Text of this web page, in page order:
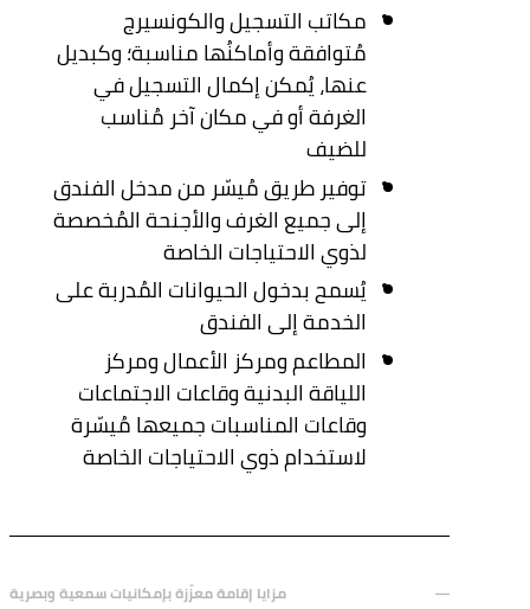
مكاتب التسجيل والكونسيرج
مُتوافقة وأماكنُها مناسبة؛ وكبديل
عنها، يُمكن إكمال التسجيل في
الغرفة أو في مكان آخر مُناسب
للضيف
توفير طريق مُيسّر من مدخل الفندق
إلى جميع الغرف والأجنحة المُخصصة
لذوي الاحتياجات الخاصة
يُسمح بدخول الحيوانات المُدربة على
الخدمة إلى الفندق
المطاعم ومركز الأعمال ومركز
اللياقة البدنية وقاعات الاجتماعات
وقاعات المناسبات جميعها مُيسّرة
لاستخدام ذوي الاحتياجات الخاصة
مزايا إقامة معزّزة بإمكانيات سمعية وبصرية